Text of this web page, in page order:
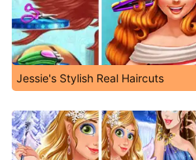
Jessie's Stylish Real Haircuts